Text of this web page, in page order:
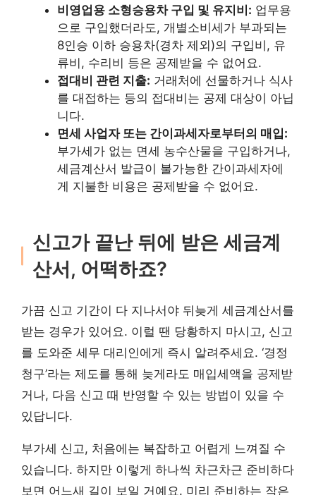
비영업용 소형승용차 구입 및 유지비: 업무용
으로 구입했더라도, 개별소비세가 부과되는
8인승 이하 승용차(경차 제외)의 구입비, 유
류비, 수리비 등은 공제받을 수 없어요.
접대비 관련 지출: 거래처에 선물하거나 식사
를 대접하는 등의 접대비는 공제 대상이 아닙
니다.
면세 사업자 또는 간이과세자로부터의 매입:
부가세가 없는 면세 농수산물을 구입하거나,
세금계산서 발급이 불가능한 간이과세자에
게 지불한 비용은 공제받을 수 없어요.
신고가 끝난 뒤에 받은 세금계
산서, 어떡하죠?
가끔 신고 기간이 다 지나서야 뒤늦게 세금계산서를
받는 경우가 있어요. 이럴 땐 당황하지 마시고, 신고
를 도와준 세무 대리인에게 즉시 알려주세요. ‘경정
청구’라는 제도를 통해 늦게라도 매입세액을 공제받
거나, 다음 신고 때 반영할 수 있는 방법이 있을 수
있답니다.
부가세 신고, 처음에는 복잡하고 어렵게 느껴질 수
있습니다. 하지만 이렇게 하나씩 차근차근 준비하다
보면 어느새 길이 보일 거예요. 미리 준비하는 작은